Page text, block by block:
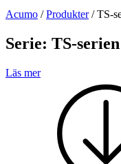
Se alla kategorier Se alla
Offertförfrågan
Acumo /Produkter/TS-
Serie: TS-serien
Läs mer